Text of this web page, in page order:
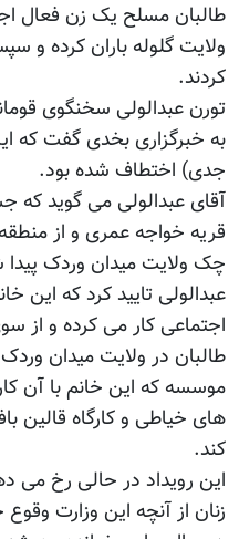
طالبان مسلح یک زن فعال
ولایت گلوله باران کرده و
کردند.
تورن عبدالولی سخنگوی
جدی) اختطاف شده بود.
آقای عبدالولی می گوید که
قریه خواجه عمری و از
چک ولایت میدان وردک
عبدالولی تایید کرد که
اجتماعی کار می کرده و از
طالبان در ولایت میدان
موسسه که این خانم با آن
های خیاطی و کارگاه قالین
کند.
این رویداد در حالی رخ می
زنان از آنچه این وزارت